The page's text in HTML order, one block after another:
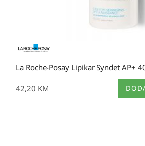
La Roche-Posay Lipikar Syndet AP+
42,20 KM